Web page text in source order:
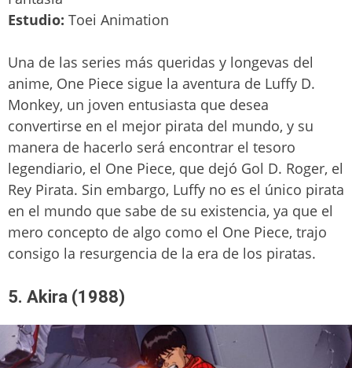
Estudio: Toei Animation
Una de las series más queridas y longevas del
anime, One Piece sigue la aventura de Luffy D.
Monkey, un joven entusiasta que desea
convertirse en el mejor pirata del mundo, y su
manera de hacerlo será encontrar el tesoro
legendiario, el One Piece, que dejó Gol D. Roger, el
Rey Pirata. Sin embargo, Luffy no es el único pirata
en el mundo que sabe de su existencia, ya que el
mero concepto de algo como el One Piece, trajo
consigo la resurgencia de la era de los piratas.
5. Akira (1988)